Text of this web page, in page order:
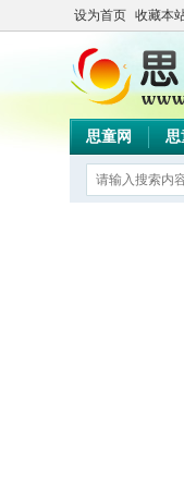
设为首页 收藏本
思童网 思